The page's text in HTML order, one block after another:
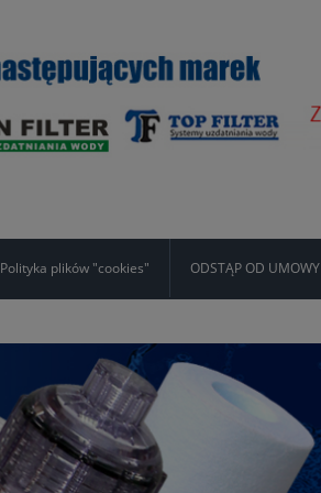
Polityka plików "cookies" ODSTĄP OD UMOWY